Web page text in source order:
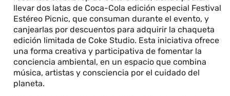
llevar dos latas de Coca-Cola edición especial Festival
Estéreo Picnic, que consuman durante el evento, y
canjearlas por descuentos para adquirir la chaqueta
edición limitada de Coke Studio. Esta iniciativa ofrece
una forma creativa y participativa de fomentar la
conciencia ambiental, en un espacio que combina
música, artistas y consciencia por el cuidado del
planeta.